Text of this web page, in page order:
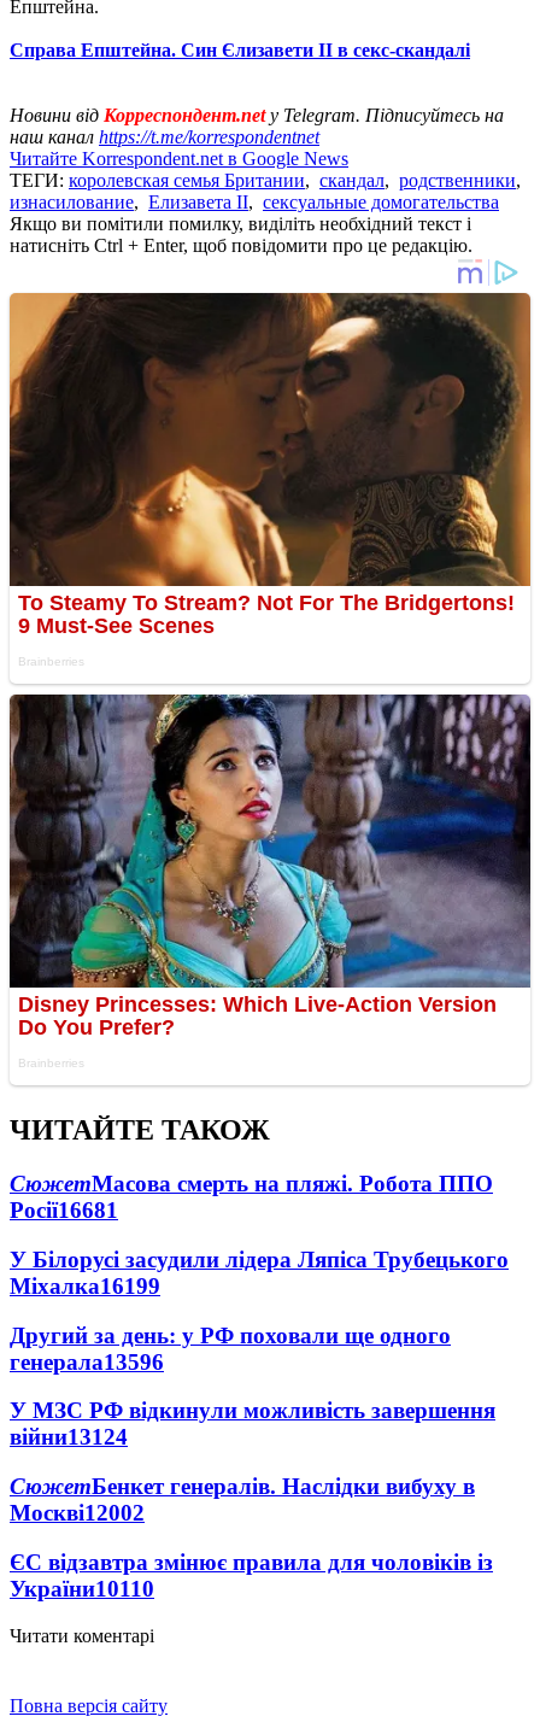
Епштейна.
Справа Епштейна. Син Єлизавети II в секс-скандалі
Новини від Корреспондент.netу Telegram. Підписуйтесь на
наш канал https://t.me/korrespondentnet
Читайте Korrespondent.net в Google News
ТЕГИ: королевская семья Британии, скандал, родственники,
изнасилование, Елизавета II, сексуальные домогательства
Якщо ви помітили помилку, виділіть необхідний текст і
натисніть Ctrl + Enter, щоб повідомити про це редакцію.
ЧИТАЙТЕ ТАКОЖ
СюжетМасова смерть на пляжі. Робота ППО
Росії16681
У Білорусі засудили лідера Ляпіса Трубецького
Міхалка16199
Другий за день: у РФ поховали ще одного
генерала13596
У МЗС РФ відкинули можливість завершення
війни13124
СюжетБенкет генералів. Наслідки вибуху в
Москві12002
ЄС відзавтра змінює правила для чоловіків із
України10110
Читати коментарі
Повна версія сайту